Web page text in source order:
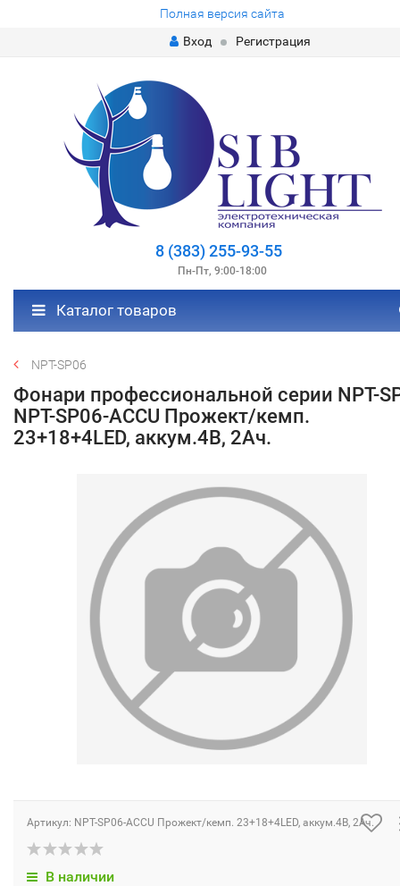
Полная версия сайта
Вход
Регистрация
8 (383) 255-93-55
Пн-Пт, 9:00-18:00
Каталог товаров
NPT-SP06
Фонари профессиональной серии NPT-
NPT-SP06-ACCU Прожект/кемп.
23+18+4LED, аккум.4В, 2Ач.
Артикул: NPT-SP06-ACCU Прожект/кемп. 23+18+4LED, аккум.4В, 2Ач.
В наличии